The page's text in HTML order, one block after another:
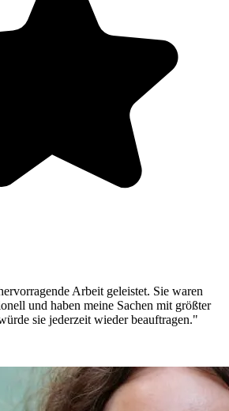
Arbeit geleistet. Sie waren
und haben meine Sachen mit größter
sie jederzeit wieder beauftragen."